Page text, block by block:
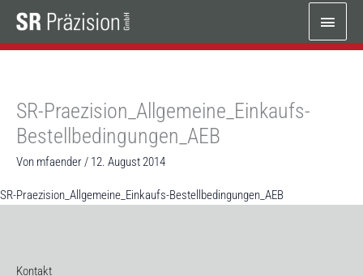
Inhalt
springen
SR-Praezision_Allgemeine_Einkaufs-
Bestellbedingungen_AEB
Von mfaender / 12. August 2014
SR-Praezision_Allgemeine_Einkaufs-Bestellbedingungen_AEB
Kontakt